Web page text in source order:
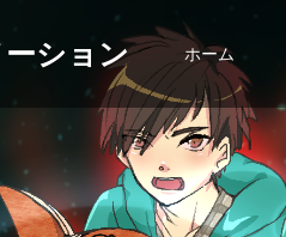
ション ホーム